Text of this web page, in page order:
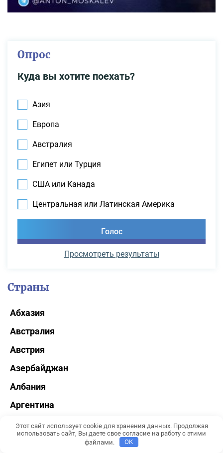
Опрос
Куда вы хотите поехать?
Азия
Европа
Австралия
Египет или Турция
США или Канада
Центральная или Латинская Америка
Просмотреть результаты
Страны
Абхазия
Австралия
Австрия
Азербайджан
Албания
Аргентина
Армения
Этот сайт использует cookie для хранения данных. Продолжая
использовать сайт, Вы даете свое согласие на работу с этими
файлами.
OK